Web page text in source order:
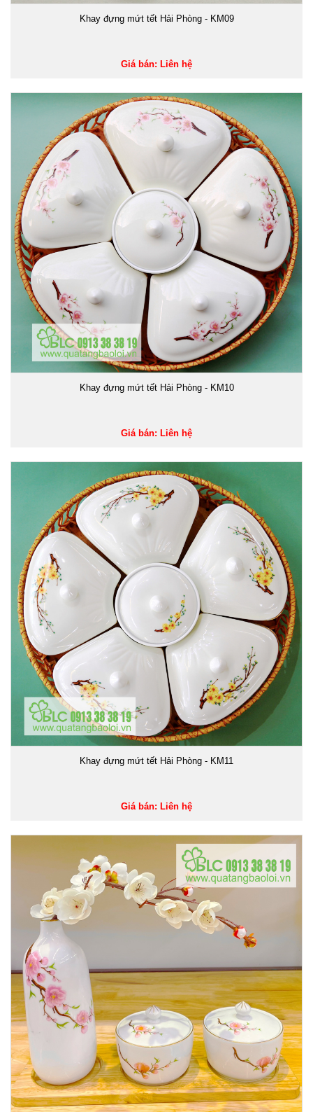
Khay đựng mứt tết Hải Phòng - KM09
Giá bán: Liên hệ
Khay đựng mứt tết Hải Phòng - KM10
Giá bán: Liên hệ
Khay đựng mứt tết Hải Phòng - KM11
Giá bán: Liên hệ